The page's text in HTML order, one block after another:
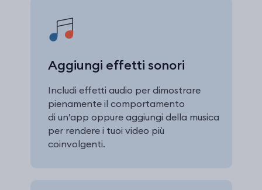
Aggiungi effetti sonori
Includi effetti audio per dimostrare
pienamente il comportamento
di un’app oppure aggiungi della musica
per rendere i tuoi video più
coinvolgenti.